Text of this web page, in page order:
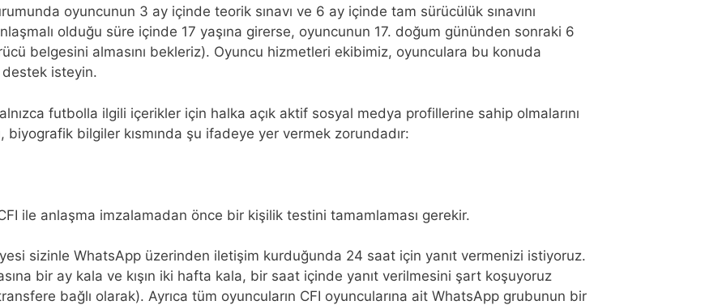
oyuncunun 3 ay içinde teorik sınavı ve 6 ay içinde tam sürücülük sınavını
olduğu süre içinde 17 yaşına girerse, oyuncunun 17. doğum gününden sonraki 6
belgesini almasını bekleriz). Oyuncu hizmetleri ekibimiz, oyunculara bu konuda
destek isteyin.
futbolla ilgili içerikler için halka açık aktif sosyal medya profillerine sahip olmalarını
biyografik bilgiler kısmında şu ifadeye yer vermek zorundadır:
ile anlaşma imzalamadan önce bir kişilik testini tamamlaması gerekir.
sizinle WhatsApp üzerinden iletişim kurduğunda 24 saat için yanıt vermenizi istiyoruz.
bir ay kala ve kışın iki hafta kala, bir saat içinde yanıt verilmesini şart koşuyoruz
bağlı olarak). Ayrıca tüm oyuncuların CFI oyuncularına ait WhatsApp grubunun bir